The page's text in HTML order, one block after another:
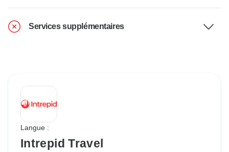
Services supplémentaires
Langue :
Intrepid Travel